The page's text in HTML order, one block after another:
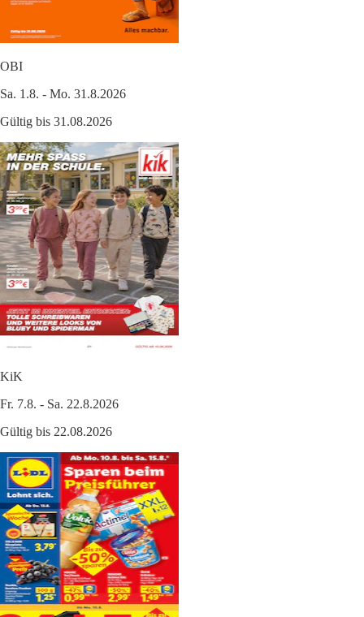
OBI
Sa. 1.8. - Mo. 31.8.2026
Gültig bis 31.08.2026
KiK
Fr. 7.8. - Sa. 22.8.2026
Gültig bis 22.08.2026